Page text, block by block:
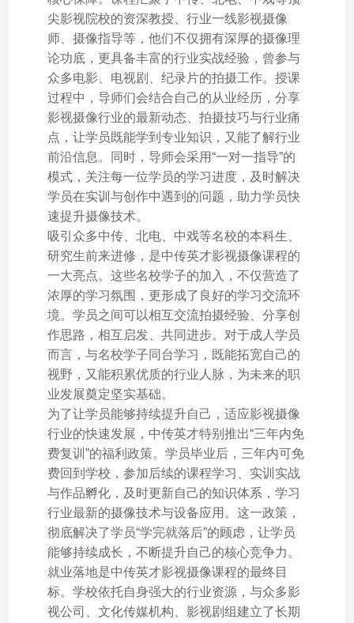
尖影视院校的资深教授、行业一线影视摄像
师、摄像指导等，他们不仅拥有深厚的摄像理
论功底，更具备丰富的行业实战经验，曾参与
众多电影、电视剧、纪录片的拍摄工作。授课
过程中，导师们会结合自己的从业经历，分享
影视摄像行业的最新动态、拍摄技巧与行业痛
点，让学员既能学到专业知识，又能了解行业
前沿信息。同时，导师会采用“一对一指导”的
模式，关注每一位学员的学习进度，及时解决
学员在实训与创作中遇到的问题，助力学员快
速提升摄像技术。
吸引众多中传、北电、中戏等名校的本科生、
研究生前来进修，是中传英才影视摄像课程的
一大亮点。这些名校学子的加入，不仅营造了
浓厚的学习氛围，更形成了良好的学习交流环
境。学员之间可以相互交流拍摄经验、分享创
作思路，相互启发、共同进步。对于成人学员
而言，与名校学子同台学习，既能拓宽自己的
视野，又能积累优质的行业人脉，为未来的职
业发展奠定坚实基础。
为了让学员能够持续提升自己，适应影视摄像
行业的快速发展，中传英才特别推出“三年内免
费复训”的福利政策。学员毕业后，三年内可免
费回到学校，参加后续的课程学习、实训实战
与作品孵化，及时更新自己的知识体系，学习
行业最新的摄像技术与设备应用。这一政策，
彻底解决了学员“学完就落后”的顾虑，让学员
能够持续成长，不断提升自己的核心竞争力。
就业落地是中传英才影视摄像课程的最终目
标。学校依托自身强大的行业资源，与众多影
视公司、文化传媒机构、影视剧组建立了长期